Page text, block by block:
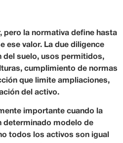
pero la normativa define hasta
ese valor. La due diligence
del suelo, usos permitidos,
cumplimiento de normas
que limite ampliaciones,
del activo.
importante cuando la
determinado modelo de
todos los activos son igual